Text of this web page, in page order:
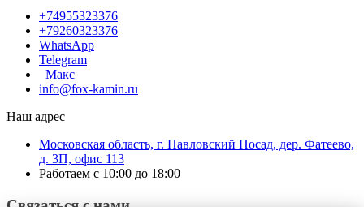
+74955323376
+79260323376
WhatsApp
Telegram
Макс
info@fox-kamin.ru
Наш адрес
Московская область, г. Павловский Посад, дер. Фатеево,
д. 3П, офис 113
Работаем с 10:00 до 18:00